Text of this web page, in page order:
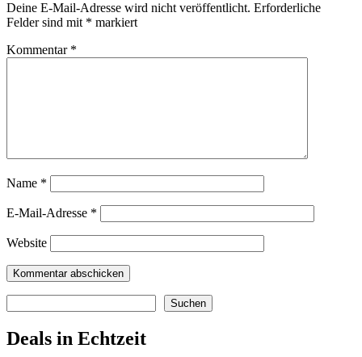
Deine E-Mail-Adresse wird nicht veröffentlicht. Erforderliche
Felder sind mit * markiert
Kommentar *
Name *
E-Mail-Adresse *
Website
Suchen
Deals in Echtzeit